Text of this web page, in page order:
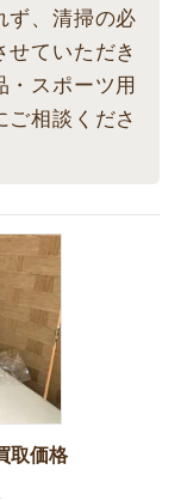
ず、清掃の必
せていただき
・スポーツ用
ご相談くださ
取価格